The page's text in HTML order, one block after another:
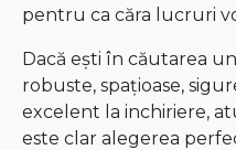
pentru ca căra lucruri
Dacă ești în căutarea
robuste, spațioase,
excelent la inchiriere,
este clar alegerea